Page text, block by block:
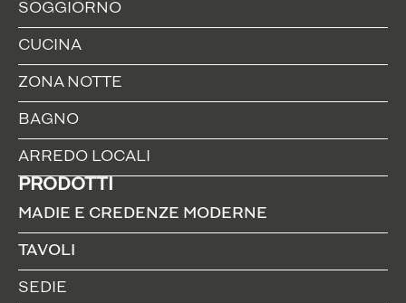
SOGGIORNO
CUCINA
ZONA NOTTE
BAGNO
ARREDO LOCALI
PRODOTTI
MADIE E CREDENZE MODERNE
TAVOLI
SEDIE